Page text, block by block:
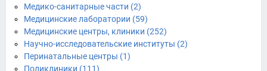
Медико-санитарные части (2)
Медицинские лаборатории (59)
Медицинские центры, клиники (252)
Научно-исследовательские институты (2)
Перинатальные центры (1)
Поликлиники (111)